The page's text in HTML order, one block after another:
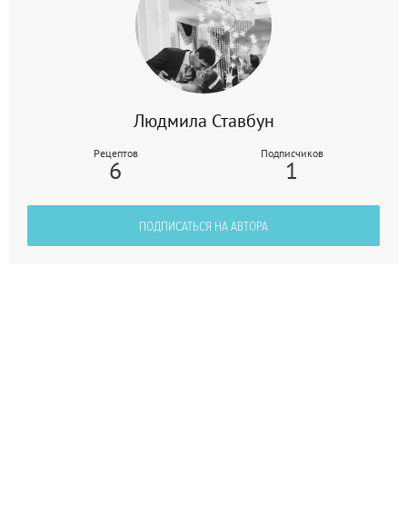
Людмила Ставбун
Рецептов
6
Подписчиков
1
ПОДПИСАТЬСЯ НА АВТОРА